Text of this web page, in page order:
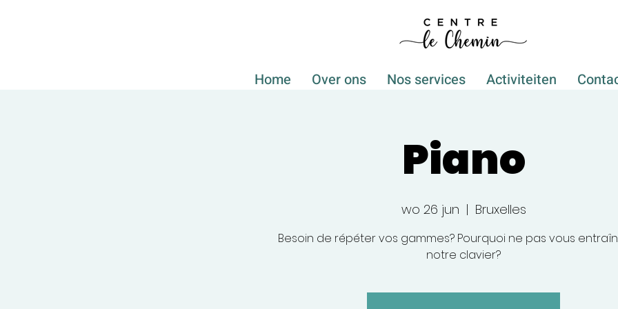
Home Over ons Nos services Activiteiten
Piano
wo 26 jun
  |
Bruxelles
Besoin de répéter vos gammes? Pourquoi ne pas vous
notre clavier?